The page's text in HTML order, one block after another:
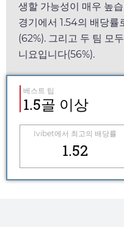
생할 가능성이 매우 높
경기에서 1.54의 배당률
(62%). 그리고 두 팀 모
니요입니다(56%).
베스트 팁
1.5골 이상
Ivibet에서 최고의 배당률
1.52